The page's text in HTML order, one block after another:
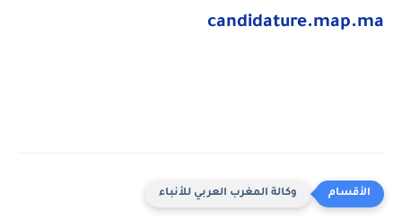
candidature.map.ma
وكالة المغرب العربي للأنباء